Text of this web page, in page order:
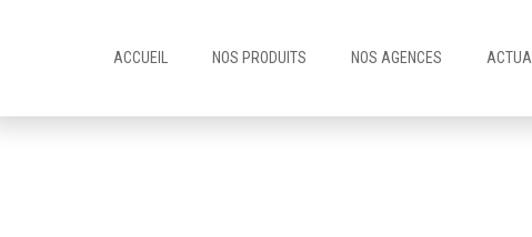
ACCUEIL NOS PRODUITS NOS AGENCES